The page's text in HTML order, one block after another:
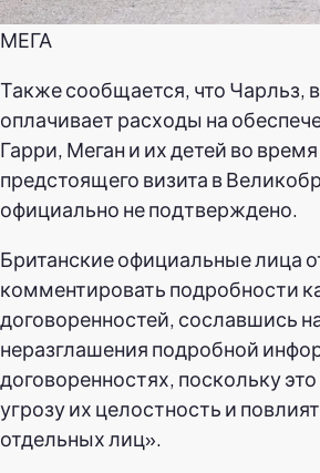
МЕГА
Также сообщается, что Чарльз,
оплачивает расходы на
Гарри, Меган и их детей во
предстоящего визита в
официально не подтверждено.
Британские официальные лица
комментировать подробности
договоренностей, сославшись
неразглашения подробной
договоренностях, поскольку
угрозу их целостность и
отдельных лиц».